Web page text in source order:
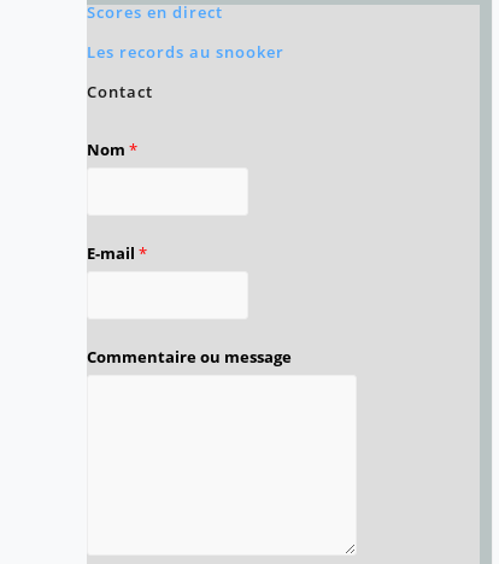
Scores en direct
Les records au snooker
Contact
Nom *
E-mail *
Commentaire ou message